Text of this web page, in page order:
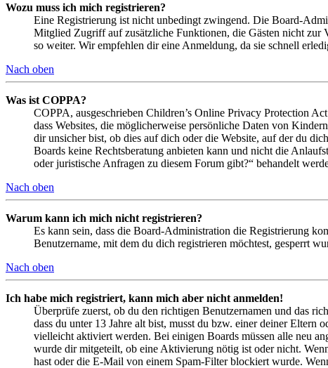
Wozu muss ich mich registrieren?
Eine Registrierung ist nicht unbedingt zwingend. Die Board-
Mitglied Zugriff auf zusätzliche Funktionen, die Gästen nicht zur
so weiter. Wir empfehlen dir eine Anmeldung, da sie schnell
Nach oben
Was ist COPPA?
COPPA, ausgeschrieben Children’s Online Privacy Protection
dass Websites, die möglicherweise persönliche Daten von
dir unsicher bist, ob dies auf dich oder die Website, auf der du
Boards keine Rechtsberatung anbieten kann und nicht die
oder juristische Anfragen zu diesem Forum gibt?“ behandelt
Nach oben
Warum kann ich mich nicht registrieren?
Es kann sein, dass die Board-Administration die Registrierung
Benutzername, mit dem du dich registrieren möchtest, gesperrt
Nach oben
Ich habe mich registriert, kann mich aber nicht anmelden!
Überprüfe zuerst, ob du den richtigen Benutzernamen und das
dass du unter 13 Jahre alt bist, musst du bzw. einer deiner
vielleicht aktiviert werden. Bei einigen Boards müssen alle neu
wurde dir mitgeteilt, ob eine Aktivierung nötig ist oder nicht.
hast oder die E-Mail von einem Spam-Filter blockiert wurde.